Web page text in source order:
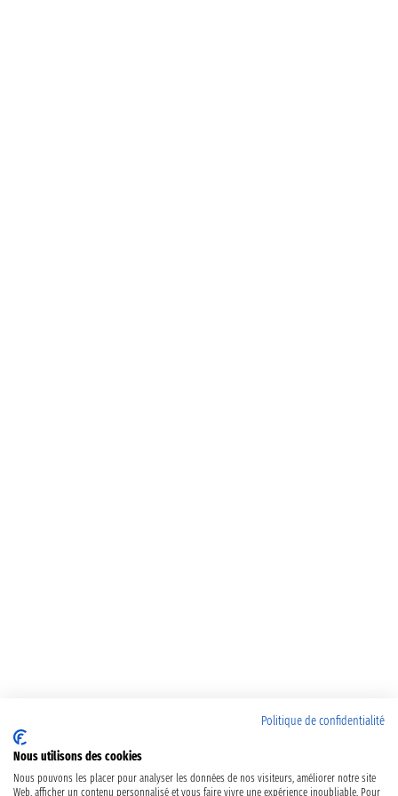
Politique de confidentialité
Nous utilisons des cookies
Nous pouvons les placer pour analyser les données de nos visiteurs, améliorer notre site
Web, afficher un contenu personnalisé et vous faire vivre une expérience inoubliable. Pour